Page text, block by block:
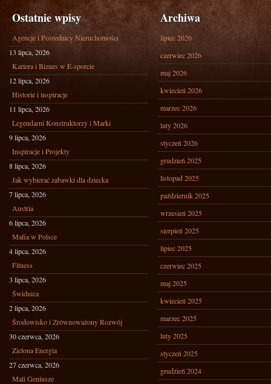
Ostatnie wpisy
Agencje i Pośrednicy Nieruchomości
13 lipca, 2026
Kariera i Biznes w E-sporcie
12 lipca, 2026
Historie i inspiracje
11 lipca, 2026
Legendarni Konstruktorzy i Marki
9 lipca, 2026
Inspiracje i Projekty
8 lipca, 2026
Jak wybierać zabawki dla dziecka
7 lipca, 2026
Austria
6 lipca, 2026
Mafia w Polsce
4 lipca, 2026
Fitness
3 lipca, 2026
Świdnica
2 lipca, 2026
Środowisko i Zrównoważony Rozwój
30 czerwca, 2026
Zielona Energia
27 czerwca, 2026
Mali Geniusze
Archiwa
lipiec 2026
czerwiec 2026
maj 2026
kwiecień 2026
marzec 2026
luty 2026
styczeń 2026
grudzień 2025
listopad 2025
październik 2025
wrzesień 2025
sierpień 2025
lipiec 2025
czerwiec 2025
maj 2025
kwiecień 2025
marzec 2025
luty 2025
styczeń 2025
grudzień 2024